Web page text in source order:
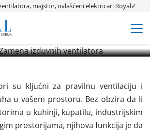
majstor, ovlašćeni elektricar: Royal✓
izduvnih ventilatora
električar Beograd. TOP CENA✓
Najbolji električari✓ Elektro instalacije✓
su ključni za pravilnu ventilaciju i
u vašem prostoru. Bez obzira da li
u kuhinji, kupatilu, industrijskim
prostorijama, njihova funkcija je da